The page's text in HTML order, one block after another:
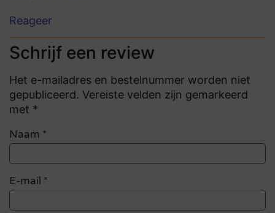
Reageer
Schrijf een review
Het e-mailadres en bestelnummer worden niet
gepubliceerd. Vereiste velden zijn gemarkeerd
met *
Naam *
E-mail *